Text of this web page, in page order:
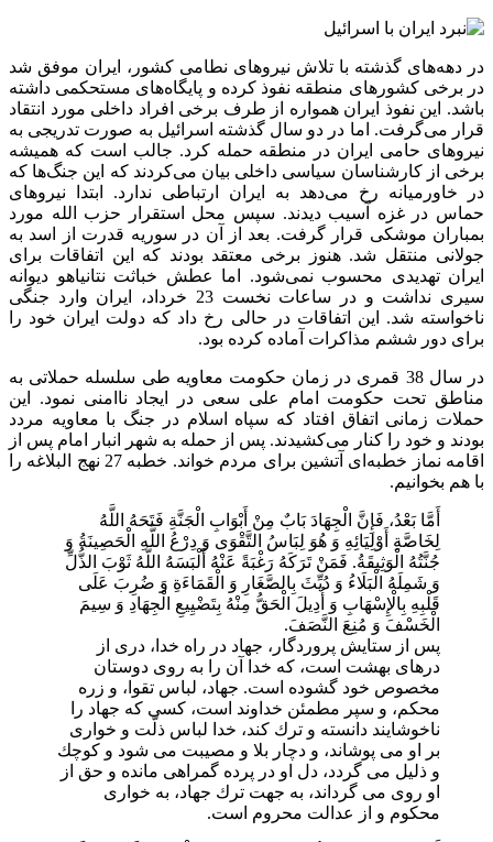
در دهه‌های گذشته با تلاش نیروهای نطامی کشور، ایران موفق شد
در برخی کشورهای منطقه نفوذ کرده و پایگاه‌های مستحکمی داشته
باشد. این نفوذ ایران همواره از طرف برخی افراد داخلی مورد انتقاد
قرار می‌گرفت. اما در دو سال گذشته اسرائیل به صورت تدریجی به
نیروهای حامی ایران در منطقه حمله کرد. جالب است که همیشه
برخی از کارشناسان سیاسی داخلی بیان می‌کردند که این جنگ‌ها که
در خاورمیانه رخ می‌دهد به ایران ارتباطی ندارد. ابتدا نیروهای
حماس در غزه آسیب دیدند. سپس محل استقرار حزب الله مورد
بمباران موشکی قرار گرفت. بعد از آن در سوریه قدرت از اسد به
جولانی منتقل شد. هنوز برخی معتقد بودند که این اتفاقات برای
ایران تهدیدی محسوب نمی‌شود. اما عطش خباثت نتانیاهو دیوانه
سیری نداشت و در ساعات نخست 23 خرداد، ایران وارد جنگی
ناخواسته شد. این اتفاقات در حالی رخ داد که دولت ایران خود را
برای دور ششم مذاکرات آماده کرده بود.
در سال 38 قمری در زمان حکومت معاویه طی سلسله حملاتی به
مناطق تحت حکومت امام علی سعی در ایجاد ناامنی نمود. این
حملات زمانی اتفاق افتاد که سپاه اسلام در جنگ با معاویه مردد
بودند و خود را کنار می‌کشیدند. پس از حمله به شهر انبار امام پس از
اقامه نماز خطبه‌ای آتشین برای مردم خواند. خطبه 27 نهج البلاغه را
با هم بخوانیم.
أَمَّا بَعْدُ، فَإِنَّ الْجِهَادَ بَابٌ مِنْ أَبْوَابِ الْجَنَّةِ فَتَحَهُ اللَّهُ
لِخَاصَّةِ أَوْلِيَائِهِ وَ هُوَ لِبَاسُ التَّقْوَى وَ دِرْعُ اللَّهِ الْحَصِينَةُ وَ
جُنَّتُهُ الْوَثِيقَةُ. فَمَنْ تَرَكَهُ رَغْبَةً عَنْهُ أَلْبَسَهُ اللَّهُ ثَوْبَ الذُّلِّ
وَ شَمِلَهُ الْبَلَاءُ وَ دُيِّثَ بِالصَّغَارِ وَ الْقَمَاءَةِ وَ ضُرِبَ عَلَى
قَلْبِهِ بِالْإِسْهَابِ وَ أُدِيلَ الْحَقُّ مِنْهُ بِتَضْيِيعِ الْجِهَادِ وَ سِيمَ
الْخَسْفَ وَ مُنِعَ النَّصَفَ.
پس از ستايش پروردگار، جهاد در راه خدا، درى از
درهاى بهشت است، كه خدا آن را به روى دوستان
مخصوص خود گشوده است. جهاد، لباس تقوا، و زره
محكم، و سپر مطمئن خداوند است، كسى كه جهاد را
ناخوشايند دانسته و ترك كند، خدا لباس ذلّت و خوارى
بر او مى پوشاند، و دچار بلا و مصيبت مى شود و كوچك
و ذليل مى گردد، دل او در پرده گمراهى مانده و حق از
او روى مى گرداند، به جهت ترك جهاد، به خوارى
محكوم و از عدالت محروم است.